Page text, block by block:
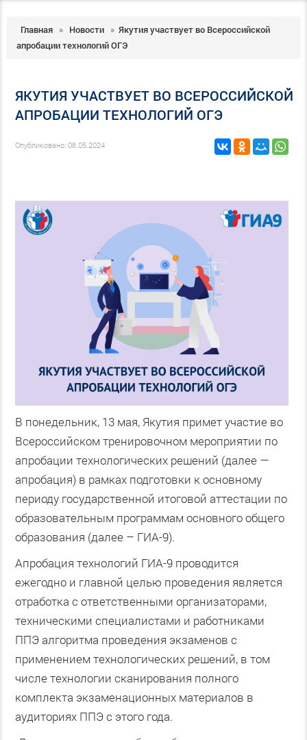
Главная » Новости » Якутия участвует во Всероссийской
апробации технологий ОГЭ
ЯКУТИЯ УЧАСТВУЕТ ВО ВСЕРОССИЙСКОЙ
АПРОБАЦИИ ТЕХНОЛОГИЙ ОГЭ
Опубликовано: 08.05.2024
В понедельник, 13 мая, Якутия примет участие во
Всероссийском тренировочном мероприятии по
апробации технологических решений (далее —
апробация) в рамках подготовки к основному
периоду государственной итоговой аттестации по
образовательным программам основного общего
образования (далее – ГИА-9).
Апробация технологий ГИА-9 проводится
ежегодно и главной целью проведения является
отработка с ответственными организаторами,
техническими специалистами и работниками
ППЭ алгоритма проведения экзаменов с
применением технологических решений, в том
числе технологии сканирования полного
комплекта экзаменационных материалов в
аудиториях ППЭ с этого года.